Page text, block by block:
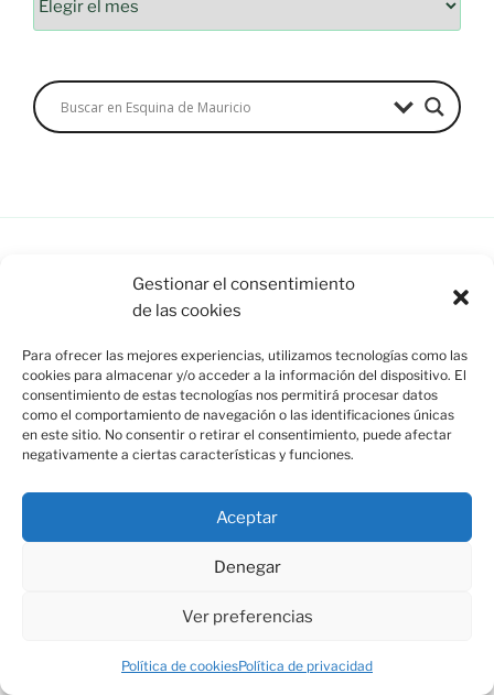
Gestionar el consentimiento
de las cookies
Para ofrecer las mejores experiencias, utilizamos tecnologías como las
cookies para almacenar y/o acceder a la información del dispositivo. El
consentimiento de estas tecnologías nos permitirá procesar datos
como el comportamiento de navegación o las identificaciones únicas
en este sitio. No consentir o retirar el consentimiento, puede afectar
negativamente a ciertas características y funciones.
Aceptar
Denegar
Ver preferencias
Política de cookiesPolítica de privacidad
Esquina de Mauricio, C/ Esparto, 37. 13350 Moral de
Calatrava (C.Real) info@esquinademauricio.es
«Aviso Legal»
Política de privacidad Funciona gracias a WordPress